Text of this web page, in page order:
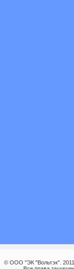
© ООО "ЭК "Вольтэк". 2011